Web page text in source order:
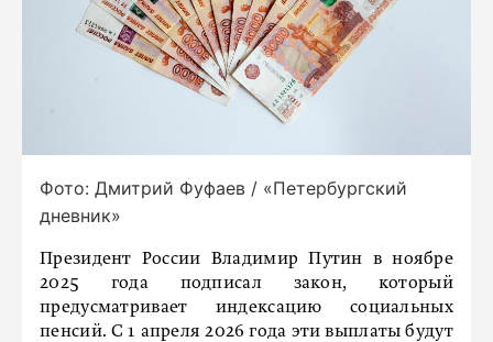
Фото: Дмитрий Фуфаев / «Петербургский
дневник»
Президент России Владимир Путин в ноябре
2025 года подписал закон, который
предусматривает индексацию социальных
пенсий. С 1 апреля 2026 года эти выплаты будут